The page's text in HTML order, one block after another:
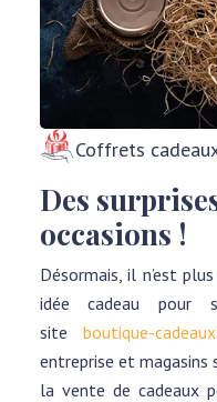
Coffrets
Des
occasions !
Désormais, il n’est
idée cadeau pour
site boutique-
entreprise et magasins
la vente de cadeaux